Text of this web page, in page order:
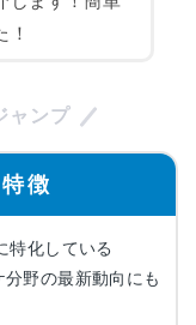
ャンプ
徴
特化している
野の最新動向にも